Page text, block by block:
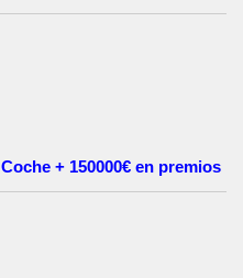
+ 150000€ en premios